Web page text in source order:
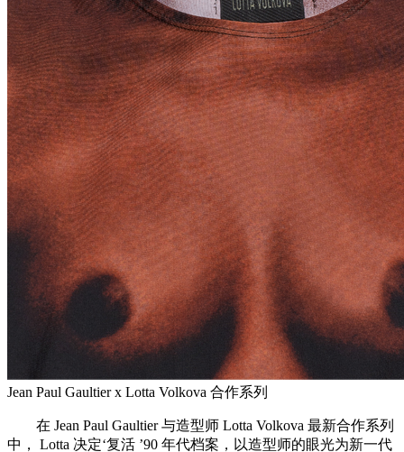
Jean Paul Gaultier x Lotta Volkova 合作系列
在 Jean Paul Gaultier 与造型师 Lotta Volkova 最新合作系列
中， Lotta 决定‘复活 ’90 年代档案，以造型师的眼光为新一代